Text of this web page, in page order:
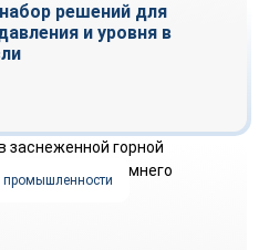
решений для
и уровня в
промышленности